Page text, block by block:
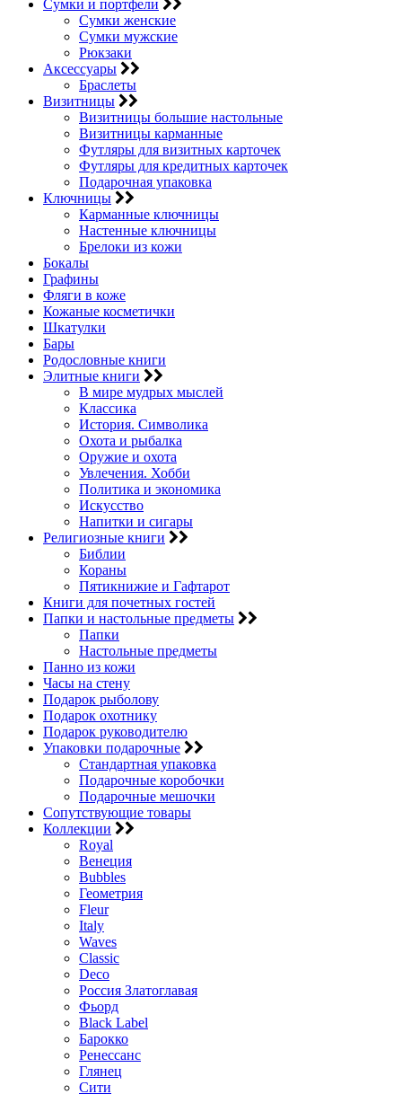
Сумки и портфели
Сумки женские
Сумки мужские
Рюкзаки
Аксессуары
Браслеты
Визитницы
Визитницы большие настольные
Визитницы карманные
Футляры для визитных карточек
Футляры для кредитных карточек
Подарочная упаковка
Ключницы
Карманные ключницы
Настенные ключницы
Брелоки из кожи
Бокалы
Графины
Фляги в коже
Кожаные косметички
Шкатулки
Бары
Родословные книги
Элитные книги
В мире мудрых мыслей
Классика
История. Символика
Охота и рыбалка
Оружие и охота
Увлечения. Хобби
Политика и экономика
Искусство
Напитки и сигары
Религиозные книги
Библии
Кораны
Пятикнижие и Гафтарот
Книги для почетных гостей
Папки и настольные предметы
Папки
Настольные предметы
Панно из кожи
Часы на стену
Подарок рыболову
Подарок охотнику
Подарок руководителю
Упаковки подарочные
Стандартная упаковка
Подарочные коробочки
Подарочные мешочки
Сопутствующие товары
Коллекции
Royal
Венеция
Bubbles
Геометрия
Fleur
Italy
Waves
Classic
Deco
Россия Златоглавая
Фьорд
Black Label
Барокко
Ренессанс
Глянец
Сити